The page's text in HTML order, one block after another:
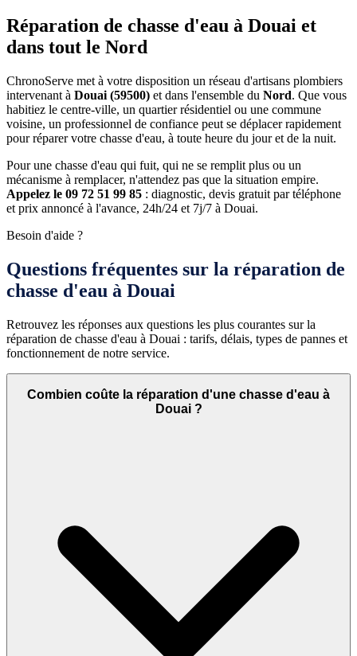
Réparation de chasse d'eau à Douai et
dans tout le Nord
ChronoServe met à votre disposition un réseau d'artisans plombiers
intervenant à Douai (59500) et dans l'ensemble du Nord. Que vous
habitiez le centre-ville, un quartier résidentiel ou une commune
voisine, un professionnel de confiance peut se déplacer rapidement
pour réparer votre chasse d'eau, à toute heure du jour et de la nuit.
Pour une chasse d'eau qui fuit, qui ne se remplit plus ou un
mécanisme à remplacer, n'attendez pas que la situation empire.
Appelez le 09 72 51 99 85 : diagnostic, devis gratuit par téléphone
et prix annoncé à l'avance, 24h/24 et 7j/7 à Douai.
Besoin d'aide ?
Questions fréquentes sur la réparation de
chasse d'eau à Douai
Retrouvez les réponses aux questions les plus courantes sur la
réparation de chasse d'eau à Douai : tarifs, délais, types de pannes et
fonctionnement de notre service.
Combien coûte la réparation d'une chasse d'eau à
Douai ?